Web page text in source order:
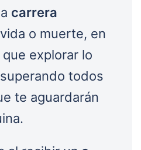
carrera
o muerte, en
explorar lo
todos
te aguardarán